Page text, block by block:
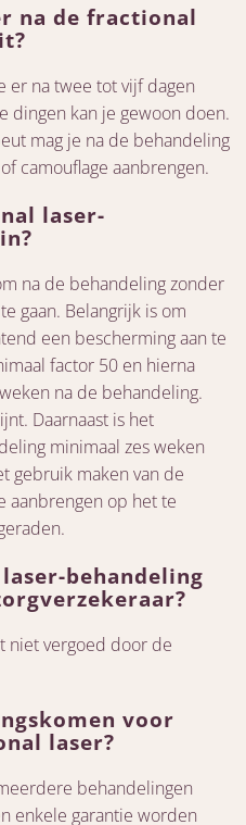
na de fractional
er na twee tot vijf dagen
dingen kan je gewoon doen.
mag je na de behandeling
camouflage aanbrengen.
laser-
na de behandeling zonder
gaan. Belangrijk is om
een bescherming aan te
factor 50 en hierna
na de behandeling.
Daarnaast is het
minimaal zes weken
gebruik maken van de
aanbrengen op het te
behandeling
niet vergoed door de
voor
laser?
behandelingen
enkele garantie worden